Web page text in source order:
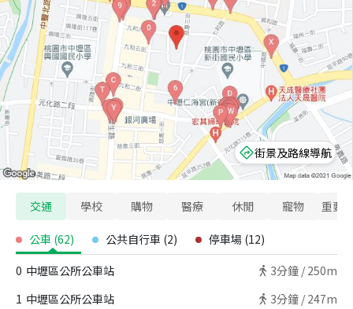
街景及路線導航
交通 學校 購物 醫療 休閒 寵物 重要
公車 (62) 公共自行車 (2) 停車場 (12)
0 中壢區公所公車站 3分鐘 / 250m
1 中壢區公所公車站 3分鐘 / 247m